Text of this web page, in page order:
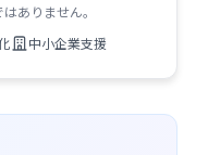
ありません。
中小企業支援